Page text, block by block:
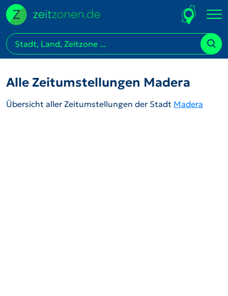
Alle Zeitumstellungen Madera
Übersicht aller Zeitumstellungen der Stadt Madera